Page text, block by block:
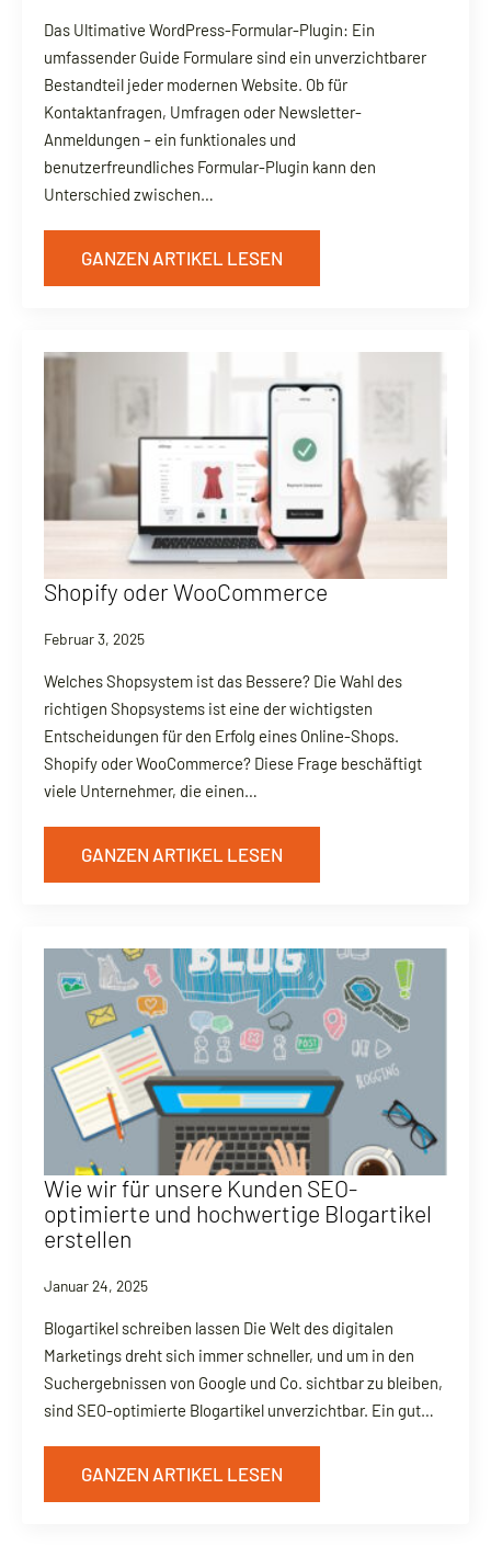
Das Ultimative WordPress-Formular-Plugin: Ein
umfassender Guide Formulare sind ein unverzichtbarer
Bestandteil jeder modernen Website. Ob für
Kontaktanfragen, Umfragen oder Newsletter-
Anmeldungen – ein funktionales und
benutzerfreundliches Formular-Plugin kann den
Unterschied zwischen…
GANZEN ARTIKEL LESEN
Shopify oder WooCommerce
Februar 3, 2025
Welches Shopsystem ist das Bessere? Die Wahl des
richtigen Shopsystems ist eine der wichtigsten
Entscheidungen für den Erfolg eines Online-Shops.
Shopify oder WooCommerce? Diese Frage beschäftigt
viele Unternehmer, die einen…
GANZEN ARTIKEL LESEN
Wie wir für unsere Kunden SEO-
optimierte und hochwertige Blogartikel
erstellen
Januar 24, 2025
Blogartikel schreiben lassen Die Welt des digitalen
Marketings dreht sich immer schneller, und um in den
Suchergebnissen von Google und Co. sichtbar zu bleiben,
sind SEO-optimierte Blogartikel unverzichtbar. Ein gut…
GANZEN ARTIKEL LESEN